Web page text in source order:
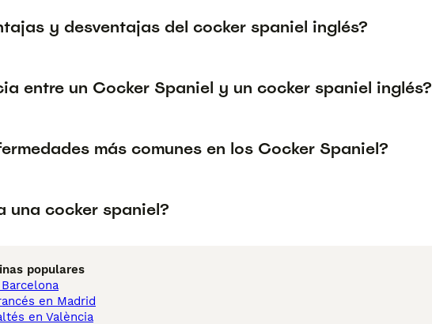
y desventajas del cocker spaniel inglés?
entre un Cocker Spaniel y un cocker spaniel inglés?
más comunes en los Cocker Spaniel?
una cocker spaniel?
populares
en Madrid
en València